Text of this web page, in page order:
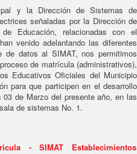
y la Dirección de Sistemas de
señaladas por la Dirección de
Educación, relacionadas con el
venido adelantando las diferentes
datos al SIMAT, nos permitimos
de matrícula (administrativos),
Educativos Oficiales del Municipio
para que participen en el desarrollo
de Marzo del presente año, en las
de sistemas No. 1.
- SIMAT Establecimientos